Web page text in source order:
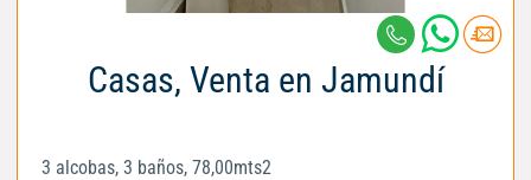
Casas, Venta en Jamundí
3 alcobas, 3 baños, 78,00mts2